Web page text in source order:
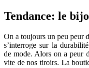
Tendance: le
On a toujours un peu peur
s’interroge sur la
de mode. Alors on a peur
vite de nos tiroirs. La